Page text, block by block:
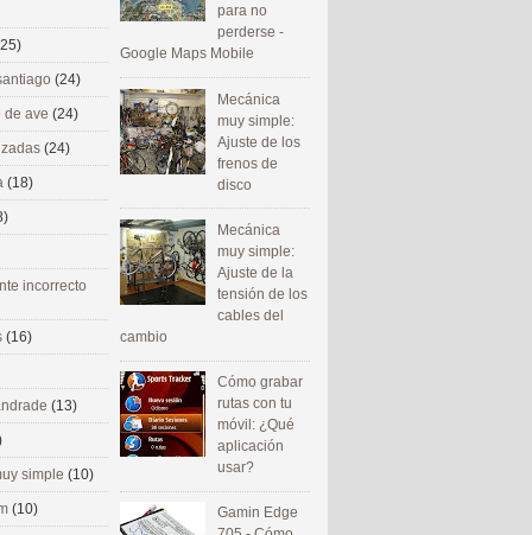
para no
perderse -
Google Maps Mobile
Mecánica
muy simple:
Ajuste de los
frenos de
disco
Mecánica
muy simple:
Ajuste de la
tensión de los
cables del
cambio
Cómo grabar
rutas con tu
móvil: ¿Qué
aplicación
usar?
Gamin Edge
(24)
de ave (24)
(24)
(18)
incorrecto
(16)
(13)
simple (10)
(10)